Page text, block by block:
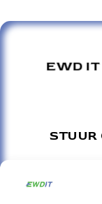
EWD IT
STUUR